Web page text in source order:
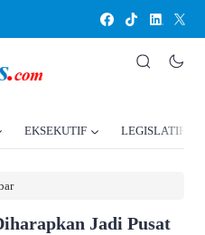
EKSEKUTIF LEGISLATIF
Jadi Pusat